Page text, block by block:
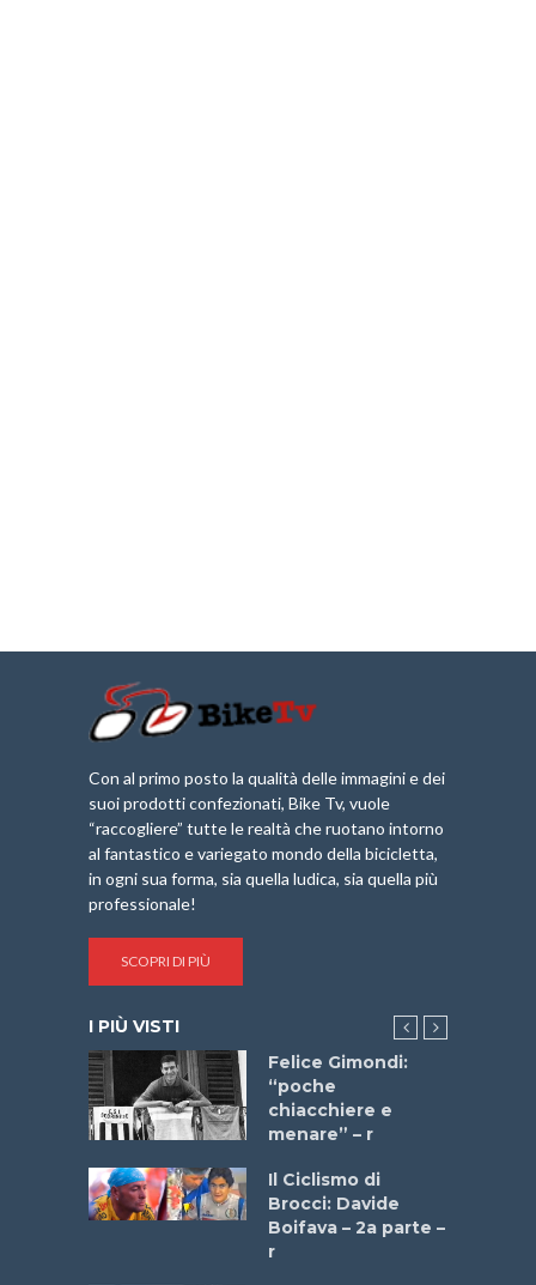
Con al primo posto la qualità delle immagini e dei
suoi prodotti confezionati, Bike Tv, vuole
“raccogliere” tutte le realtà che ruotano intorno
al fantastico e variegato mondo della bicicletta,
in ogni sua forma, sia quella ludica, sia quella più
professionale!
SCOPRI DI PIÙ
I PIÙ VISTI
Felice Gimondi:
“poche
chiacchiere e
menare” – r
Il Ciclismo di
Brocci: Davide
Boifava – 2a parte –
r